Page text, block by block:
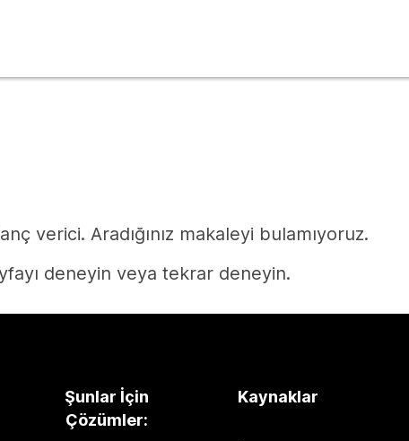
verici. Aradığınız makaleyi bulamıyoruz.
deneyin veya tekrar deneyin.
Yanıta mı ihtiyacınız var?
Şunlar İçin
Çözümler:
Kaynaklar